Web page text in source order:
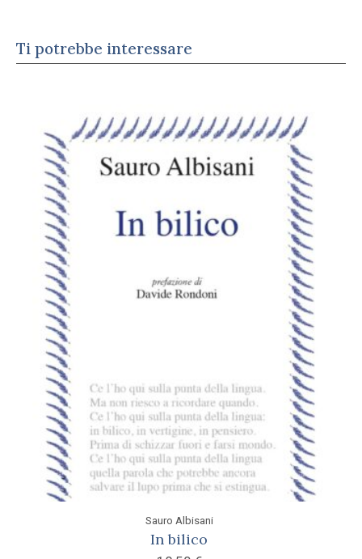
Ti potrebbe interessare
Sauro Albisani
In bilico